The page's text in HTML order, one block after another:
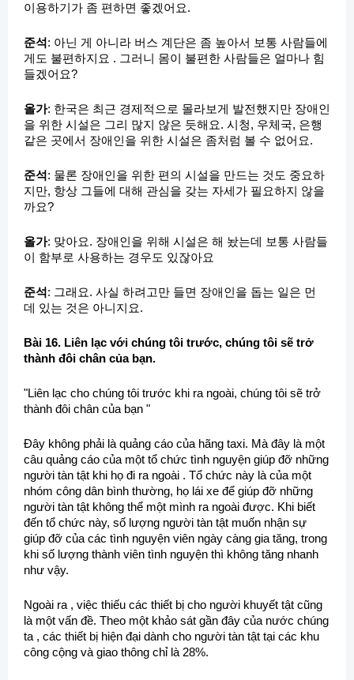
이용하기가 좀 편하면 좋겠어요.
준석: 아닌 게 아니라 버스 계단은 좀 높아서 보통 사람들에
게도 불편하지요 . 그러니 몸이 불편한 사람들은 얼마나 힘
들겠어요?
올가: 한국은 최근 경제적으로 몰라보게 발전했지만 장애인
을 위한 시설은 그리 많지 않은 듯해요. 시청, 우체국, 은행
같은 곳에서 장애인을 위한 시설은 좀처럼 볼 수 없어요.
준석: 물론 장애인을 위한 편의 시설을 만드는 것도 중요하
지만, 항상 그들에 대해 관심을 갖는 자세가 필요하지 않을
까요?
올가: 맞아요. 장애인을 위해 시설은 해 놨는데 보통 사람들
이 함부로 사용하는 경우도 있잖아요
준석: 그래요. 사실 하려고만 들면 장애인을 돕는 일은 먼
데 있는 것은 아니지요.
Bài 16. Liên lạc với chúng tôi trước, chúng tôi sẽ trở
thành đôi chân của bạn.
"Liên lạc cho chúng tôi trước khi ra ngoài, chúng tôi sẽ trở
thành đôi chân của bạn "
Đây không phải là quảng cáo của hãng taxi. Mà đây là một
câu quảng cáo của một tổ chức tình nguyện giúp đỡ những
người tàn tật khi họ đi ra ngoài . Tổ chức này là của một
nhóm công dân bình thường, họ lái xe để giúp đỡ những
người tàn tật không thể một mình ra ngoài được. Khi biết
đến tổ chức này, số lượng người tàn tật muốn nhận sự
giúp đỡ của các tình nguyện viên ngày càng gia tăng, trong
khi số lượng thành viên tình nguyện thì không tăng nhanh
như vậy.
Ngoài ra , việc thiếu các thiết bị cho người khuyết tật cũng
là một vấn đề. Theo một khảo sát gần đây của nước chúng
ta , các thiết bị hiện đại dành cho người tàn tật tại các khu
công cộng và giao thông chỉ là 28%.